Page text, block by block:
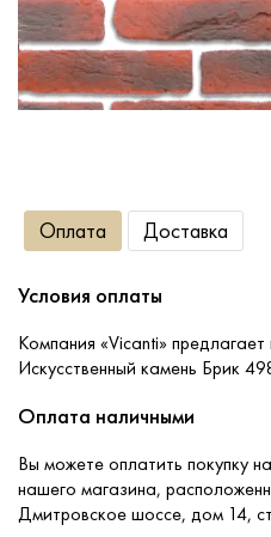
Сопутствующие товары
Услуги
Портфолио
Контакты
Оплата Доставка
Условия оплаты
Компания «Vicanti»
Искусственный камень Брик
Оплата наличными
Вы можете оплатить покупку
нашего магазина,
Дмитровское шоссе, дом 14,